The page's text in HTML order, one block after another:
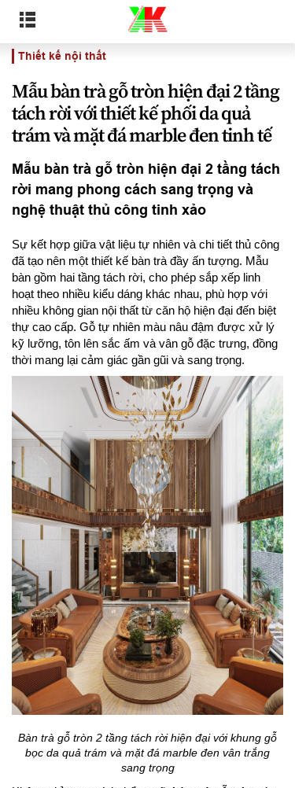
Thiết kế nội thất
Mẫu bàn trà gỗ tròn hiện đại 2 tầng
tách rời với thiết kế phối da quả
trám và mặt đá marble đen tinh tế
Mẫu bàn trà gỗ tròn hiện đại 2 tầng tách
rời mang phong cách sang trọng và
nghệ thuật thủ công tinh xảo
Sự kết hợp giữa vật liệu tự nhiên và chi tiết thủ công
đã tạo nên một thiết kế bàn trà đầy ấn tượng. Mẫu
bàn gồm hai tầng tách rời, cho phép sắp xếp linh
hoạt theo nhiều kiểu dáng khác nhau, phù hợp với
nhiều không gian nội thất từ căn hộ hiện đại đến biệt
thự cao cấp. Gỗ tự nhiên màu nâu đậm được xử lý
kỹ lưỡng, tôn lên sắc ấm và vân gỗ đặc trưng, đồng
thời mang lại cảm giác gần gũi và sang trọng.
Bàn trà gỗ tròn 2 tầng tách rời hiện đại với khung gỗ
bọc da quả trám và mặt đá marble đen vân trắng
sang trọng